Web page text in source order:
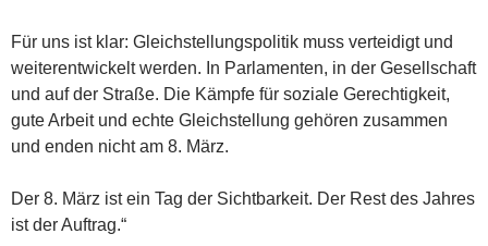
Für uns ist klar: Gleichstellungspolitik muss verteidigt und
weiterentwickelt werden. In Parlamenten, in der Gesellschaft
und auf der Straße. Die Kämpfe für soziale Gerechtigkeit,
gute Arbeit und echte Gleichstellung gehören zusammen
und enden nicht am 8. März.
Der 8. März ist ein Tag der Sichtbarkeit. Der Rest des Jahres
ist der Auftrag.“